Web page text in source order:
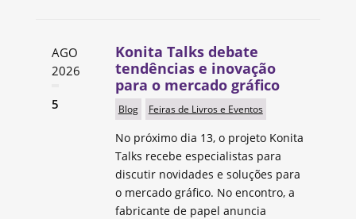
AGO
2026
5
Konita Talks debate
tendências e inovação
para o mercado gráfico
Blog Feiras de Livros e Eventos
No próximo dia 13, o projeto Konita
Talks recebe especialistas para
discutir novidades e soluções para
o mercado gráfico. No encontro, a
fabricante de papel anuncia